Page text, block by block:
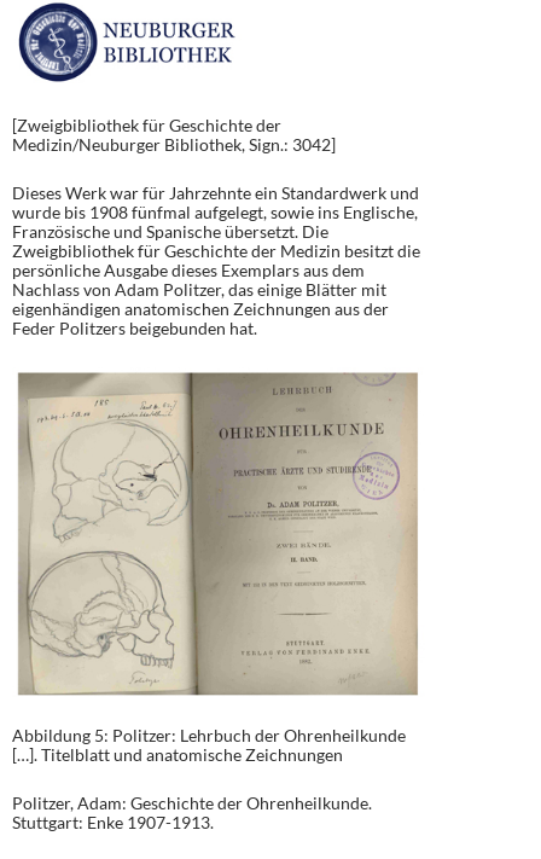
[Zweigbibliothek für Geschichte der
Medizin/Neuburger Bibliothek, Sign.: 3042]
Dieses Werk war für Jahrzehnte ein Standardwerk und
wurde bis 1908 fünfmal aufgelegt, sowie ins Englische,
Französische und Spanische übersetzt. Die
Zweigbibliothek für Geschichte der Medizin besitzt die
persönliche Ausgabe dieses Exemplars aus dem
Nachlass von Adam Politzer, das einige Blätter mit
eigenhändigen anatomischen Zeichnungen aus der
Feder Politzers beigebunden hat.
Abbildung 5: Politzer: Lehrbuch der Ohrenheilkunde
[…]. Titelblatt und anatomische Zeichnungen
Politzer, Adam: Geschichte der Ohrenheilkunde.
Stuttgart: Enke 1907-1913.